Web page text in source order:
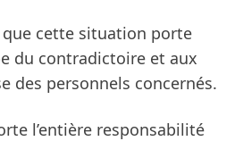
cette situation porte
du contradictoire et aux
des personnels concernés.
l’entière responsabilité